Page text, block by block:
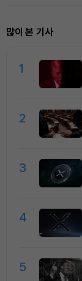
많이 본 기사
1
2
3
4
5